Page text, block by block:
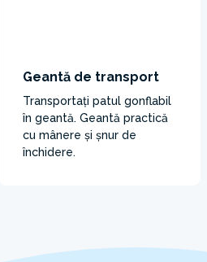
Geantă de transport
Transportați patul gonflabil
în geantă. Geantă practică
cu mânere și șnur de
închidere.